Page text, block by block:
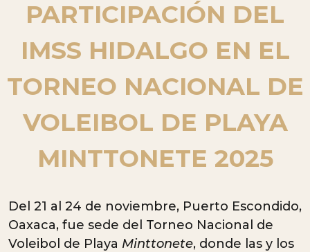
PARTICIPACIÓN DEL
IMSS HIDALGO EN EL
TORNEO NACIONAL DE
VOLEIBOL DE PLAYA
MINTTONETE 2025
Del 21 al 24 de noviembre, Puerto Escondido,
Oaxaca, fue sede del Torneo Nacional de
Voleibol de Playa Minttonete, donde las y los